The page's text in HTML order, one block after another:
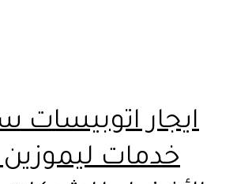
ايجار اتوبيسات
خدمات